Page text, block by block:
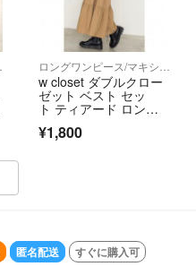
w closet ダブルクロー
ゼット ベスト セッ
ト ティアード ロン
¥1,800
OUT
匿名配送 すぐに購入可